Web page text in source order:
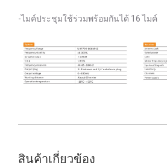
-ไมค์ประชุมใช้ร่วมพร้อมกันได้ 16 ไมค์
สินค้าเกี่ยวข้อง